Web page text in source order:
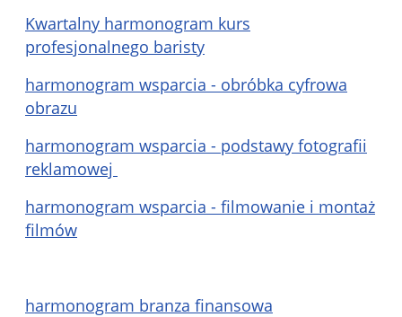
Kwartalny harmonogram kurs
profesjonalnego baristy
harmonogram wsparcia - obróbka cyfrowa
obrazu
harmonogram wsparcia - podstawy fotografii
reklamowej
harmonogram wsparcia - filmowanie i montaż
filmów
harmonogram branza finansowa